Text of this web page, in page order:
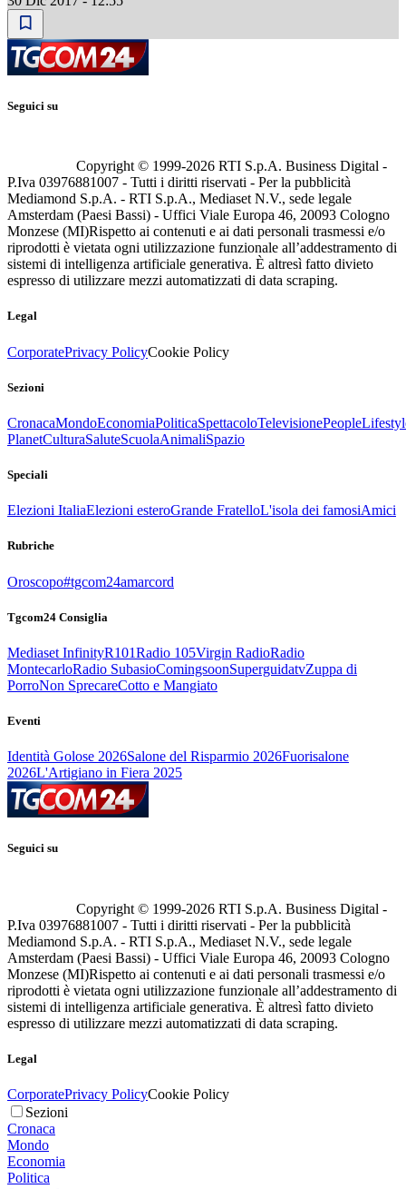
Seguici su
Copyright © 1999-2026 RTI S.p.A. Business Digital -
P.Iva 03976881007 - Tutti i diritti riservati - Per la pubblicità
Mediamond S.p.A. - RTI S.p.A., Mediaset N.V., sede legale
Amsterdam (Paesi Bassi) - Uffici Viale Europa 46, 20093 Cologno
Monzese (MI)Rispetto ai contenuti e ai dati personali trasmessi e/o
riprodotti è vietata ogni utilizzazione funzionale all’addestramento di
sistemi di intelligenza artificiale generativa. È altresì fatto divieto
espresso di utilizzare mezzi automatizzati di data scraping.
Legal
CorporatePrivacy PolicyCookie Policy
Sezioni
CronacaMondoEconomiaPoliticaSpettacoloTelevisionePeople
PlanetCulturaSaluteScuolaAnimaliSpazio
Speciali
Elezioni ItaliaElezioni esteroGrande FratelloL'isola dei famosiAmici
Rubriche
Oroscopo#tgcom24amarcord
Tgcom24 Consiglia
Mediaset InfinityR101Radio 105Virgin RadioRadio
MontecarloRadio SubasioComingsoonSuperguidatvZuppa di
PorroNon SprecareCotto e Mangiato
Eventi
Identità Golose 2026Salone del Risparmio 2026Fuorisalone
2026L'Artigiano in Fiera 2025
Seguici su
Copyright © 1999-2026 RTI S.p.A. Business Digital -
P.Iva 03976881007 - Tutti i diritti riservati - Per la pubblicità
Mediamond S.p.A. - RTI S.p.A., Mediaset N.V., sede legale
Amsterdam (Paesi Bassi) - Uffici Viale Europa 46, 20093 Cologno
Monzese (MI)Rispetto ai contenuti e ai dati personali trasmessi e/o
riprodotti è vietata ogni utilizzazione funzionale all’addestramento di
sistemi di intelligenza artificiale generativa. È altresì fatto divieto
espresso di utilizzare mezzi automatizzati di data scraping.
Legal
CorporatePrivacy PolicyCookie Policy
Sezioni
Cronaca
Mondo
Economia
Politica